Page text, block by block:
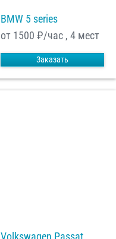
BMW 5 series
от 1500 ₽/час , 4 мест
Заказать
Volkswagen Passat